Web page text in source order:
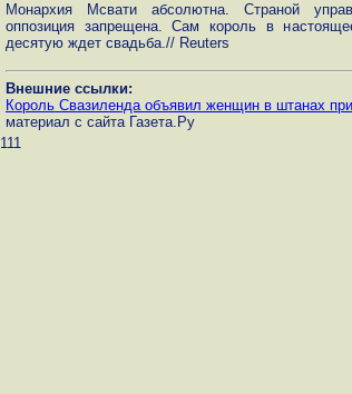
Монархия Мсвати абсолютна. Страной
оппозиция запрещена. Сам король в
десятую ждет свадьба.// Reuters
Внешние ссылки:
Король Свазиленда объявил женщин в штанах
материал с сайта Газета.Ру
111